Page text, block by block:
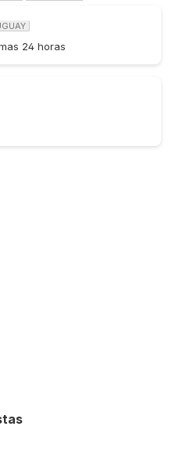
24 horas